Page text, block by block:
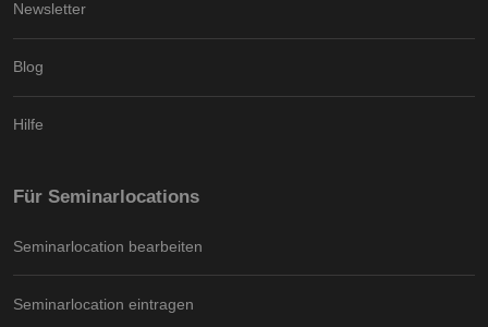
Newsletter
Blog
Hilfe
Für Seminarlocations
Seminarlocation bearbeiten
Seminarlocation eintragen